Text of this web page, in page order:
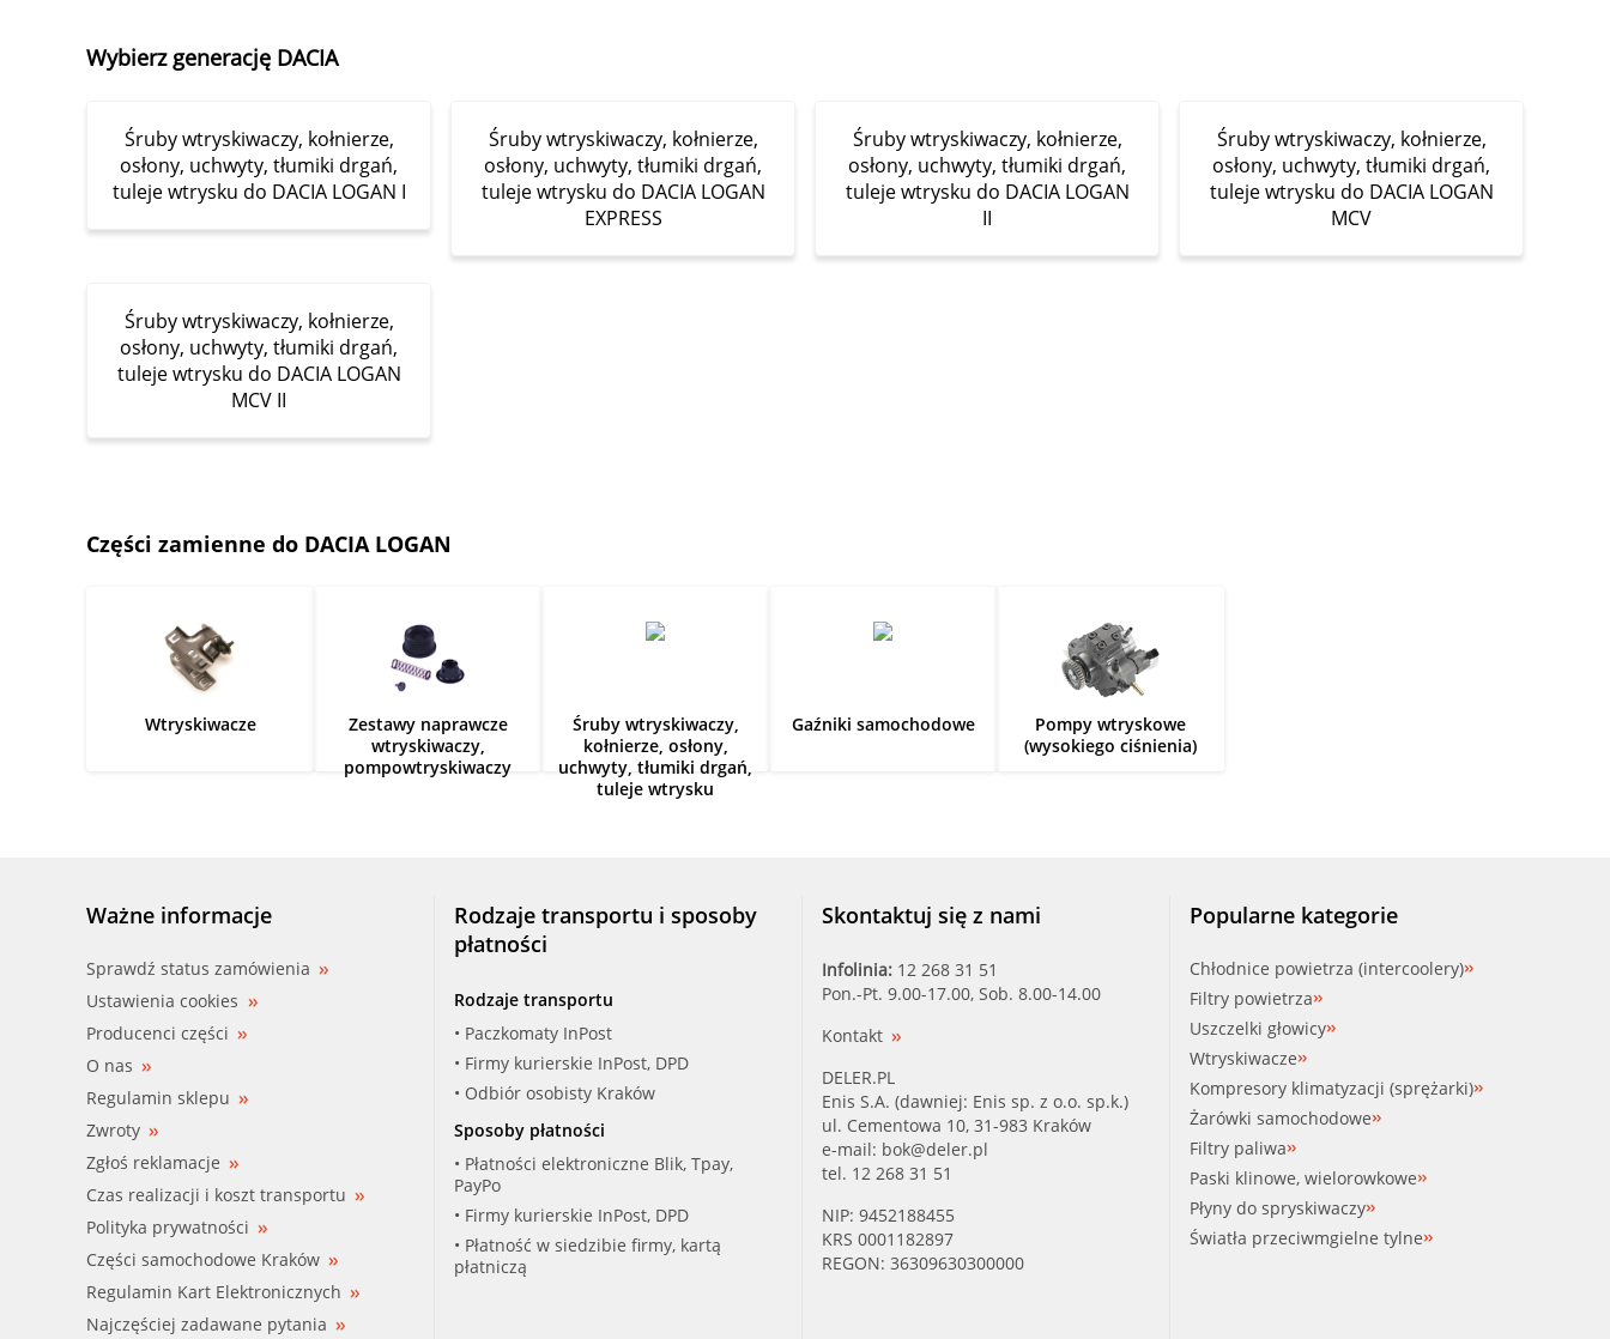
Wybierz generację DACIA
Śruby wtryskiwaczy, kołnierze,
osłony, uchwyty, tłumiki drgań,
tuleje wtrysku do DACIA LOGAN I
Śruby wtryskiwaczy, kołnierze,
osłony, uchwyty, tłumiki drgań,
tuleje wtrysku do DACIA LOGAN
EXPRESS
Śruby wtryskiwaczy, kołnierze,
osłony, uchwyty, tłumiki drgań,
tuleje wtrysku do DACIA LOGAN
II
Śruby wtryskiwaczy, kołnierze,
osłony, uchwyty, tłumiki drgań,
tuleje wtrysku do DACIA LOGAN
MCV
Śruby wtryskiwaczy, kołnierze,
osłony, uchwyty, tłumiki drgań,
tuleje wtrysku do DACIA LOGAN
MCV II
Części zamienne do DACIA LOGAN
Wtryskiwacze
Zestawy naprawcze
wtryskiwaczy,
pompowtryskiwaczy
Śruby wtryskiwaczy,
kołnierze, osłony,
uchwyty, tłumiki drgań,
tuleje wtrysku
Gaźniki samochodowe
Pompy wtryskowe
(wysokiego ciśnienia)
Ważne informacje
Sprawdź status zamówienia
Ustawienia cookies
Producenci części
O nas
Regulamin sklepu
Zwroty
Zgłoś reklamacje
Czas realizacji i koszt transportu
Polityka prywatności
Części samochodowe Kraków
Regulamin Kart Elektronicznych
Najczęściej zadawane pytania
Rodzaje transportu i sposoby
płatności
Rodzaje transportu
• Paczkomaty InPost
• Firmy kurierskie InPost, DPD
• Odbiór osobisty Kraków
Sposoby płatności
• Płatności elektroniczne Blik, Tpay,
PayPo
• Firmy kurierskie InPost, DPD
• Płatność w siedzibie firmy, kartą
płatniczą
Skontaktuj się z nami
Infolinia: 12 268 31 51
Pon.-Pt. 9.00-17.00, Sob. 8.00-14.00
Kontakt
DELER.PL
Enis S.A. (dawniej: Enis sp. z o.o. sp.k.)
ul. Cementowa 10, 31-983 Kraków
e-mail: bok@deler.pl
tel. 12 268 31 51
NIP: 9452188455
KRS 0001182897
REGON: 36309630300000
Popularne kategorie
Chłodnice powietrza (intercoolery)
Filtry powietrza
Uszczelki głowicy
Wtryskiwacze
Kompresory klimatyzacji (sprężarki)
Żarówki samochodowe
Filtry paliwa
Paski klinowe, wielorowkowe
Płyny do spryskiwaczy
Światła przeciwmgielne tylne